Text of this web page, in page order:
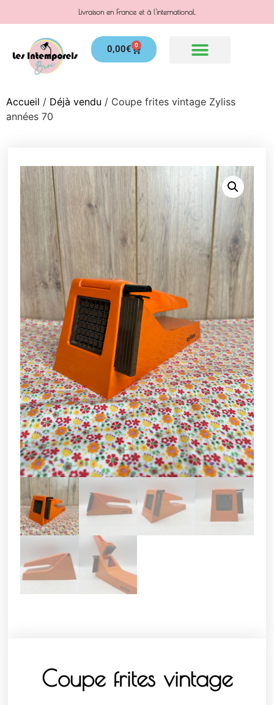
Livraison en France et à l'international.
0,00€ 0
Accueil / Déjà vendu / Coupe frites vintage Zyliss
années 70
Coupe frites vintage